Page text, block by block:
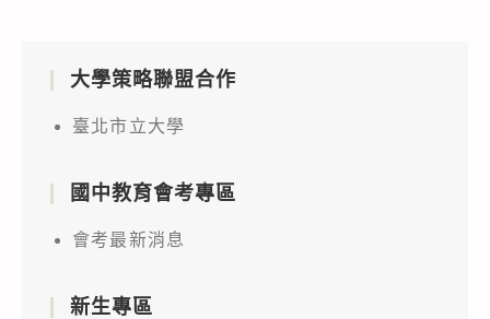
大學策略聯盟合作
臺北市立大學
國中教育會考專區
會考最新消息
新生專區